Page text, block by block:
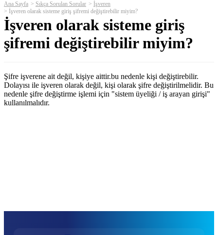
Ana Sayfa Sıkça Sorulan Sorular
İşveren
İşveren olarak sisteme giriş şifremi değiştirebilir miyim?
İşveren olarak sisteme giriş
şifremi değiştirebilir miyim?
Şifre işverene ait değil, kişiye aittir.bu nedenle kişi değiştirebilir.
Dolayısı ile işveren olarak değil, kişi olarak şifre değiştirilmelidir. Bu
nedenle şifre değiştirme işlemi için "sistem üyeliği / iş arayan girişi"
kullanılmalıdır.